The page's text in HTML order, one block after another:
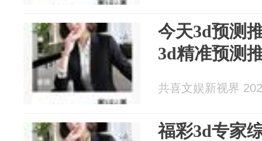
今天3d预测
3d精准预测
共喜文娱新视界
福彩3d专家